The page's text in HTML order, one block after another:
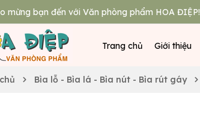
mừng bạn đến với Văn phòng phẩm HOA ĐIỆP!
Trang chủ Giới thiệu
Bìa lỗ - Bìa lá - Bìa nút - Bìa rút gáy